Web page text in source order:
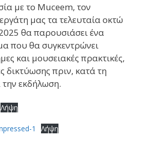
με το Muceem, τον
μας τα τελευταία οκτώ
θα παρουσιάσει ένα
που θα συγκεντρώνει
και μουσειακές πρακτικές,
δικτύωσης πριν, κατά τη
την εκδήλωση.
Λήψη
1 Λήψη